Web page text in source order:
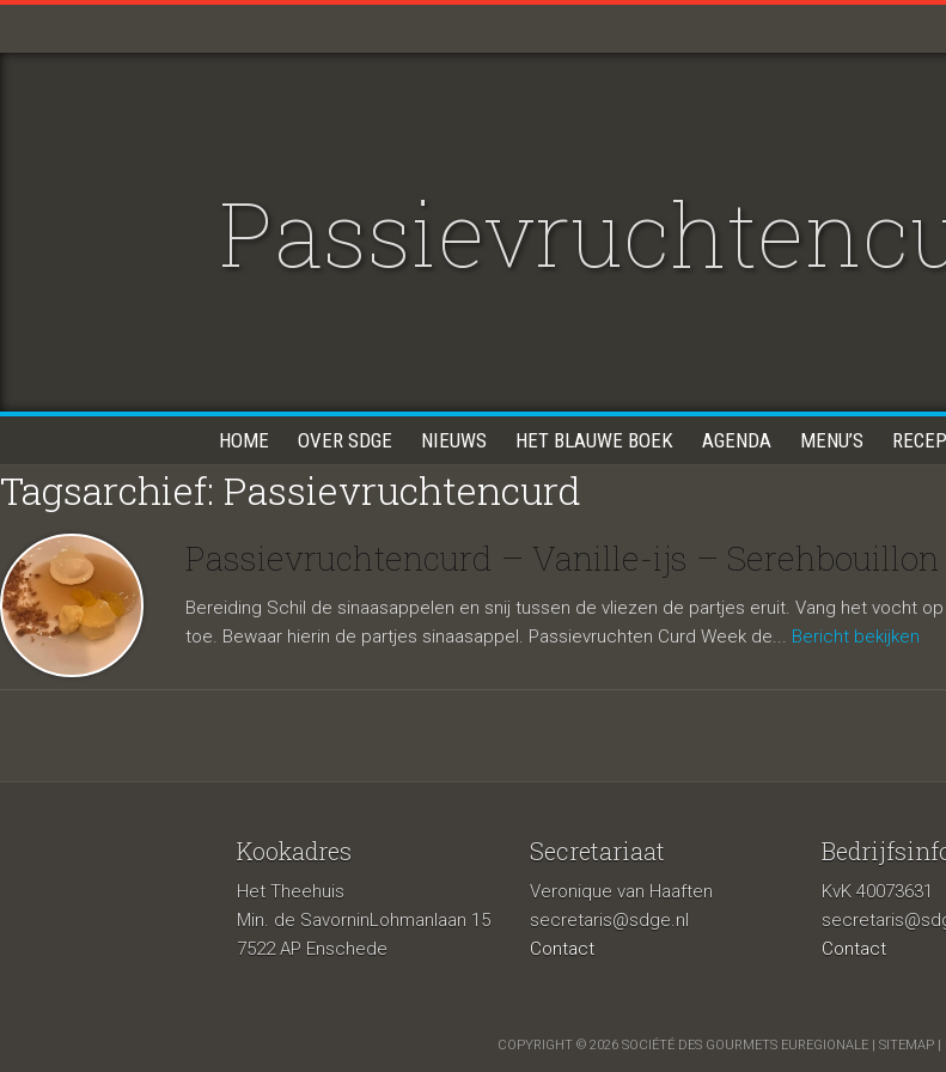
Vanille-ijs –
HOME OVER SDGE NIEUWS HET BLAUWE BOEK AGENDA MENU’S
Tagsarchief: Passievruchtencurd
Passievruchtencurd – Vanille-ijs – Serehbouillon
Bereiding Schil de sinaasappelen en snij tussen de vliezen de partjes eruit. Vang het vocht
toe. Bewaar hierin de partjes sinaasappel. Passievruchten Curd Week de... Bericht bekijken
Kookadres
Het Theehuis
Min. de SavorninLohmanlaan 15
7522 AP Enschede
Secretariaat
Veronique van Haaften
secretaris@sdge.nl
Contact
KvK 40073631
Contact
COPYRIGHT © 2026 SOCIÉTÉ DES GOURMETS EUREGIONALE | SITEMAP|